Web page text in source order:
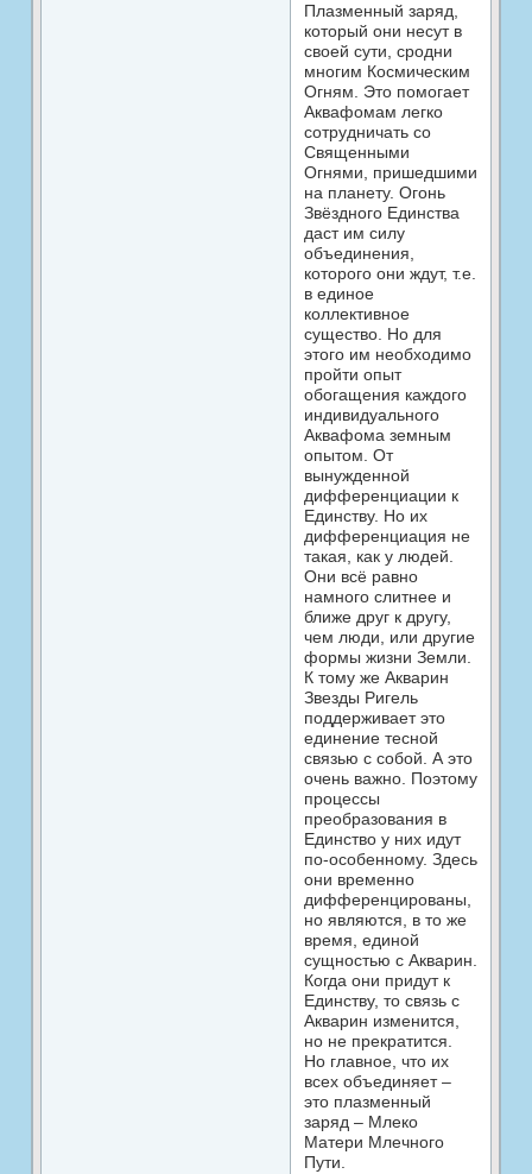
Плазменный заряд,
который они несут в
своей сути, сродни
многим Космическим
Огням. Это помогает
Аквафомам легко
сотрудничать со
Священными
Огнями, пришедшими
на планету. Огонь
Звёздного Единства
даст им силу
объединения,
которого они ждут, т.е.
в единое
коллективное
существо. Но для
этого им необходимо
пройти опыт
обогащения каждого
индивидуального
Аквафома земным
опытом. От
вынужденной
дифференциации к
Единству. Но их
дифференциация не
такая, как у людей.
Они всё равно
намного слитнее и
ближе друг к другу,
чем люди, или другие
формы жизни Земли.
К тому же Акварин
Звезды Ригель
поддерживает это
единение тесной
связью с собой. А это
очень важно. Поэтому
процессы
преобразования в
Единство у них идут
по-особенному. Здесь
они временно
дифференцированы,
но являются, в то же
время, единой
сущностью с Акварин.
Когда они придут к
Единству, то связь с
Акварин изменится,
но не прекратится.
Но главное, что их
всех объединяет –
это плазменный
заряд – Млеко
Матери Млечного
Пути.